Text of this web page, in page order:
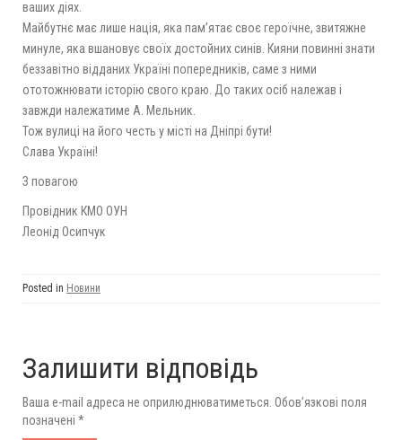
ваших діях.
Майбутнє має лише нація, яка пам’ятає своє героїчне, звитяжне
минуле, яка вшановує своїх достойних синів. Кияни повинні знати
беззавітно відданих Україні попередників, саме з ними
ототожнювати історію свого краю. До таких осіб належав і
завжди належатиме А. Мельник.
Тож вулиці на його честь у місті на Дніпрі бути!
Слава Україні!
З повагою
Провідник КМО ОУН
Леонід Осипчук
Posted in Новини
Залишити відповідь
Ваша e-mail адреса не оприлюднюватиметься. Обов’язкові поля
позначені *